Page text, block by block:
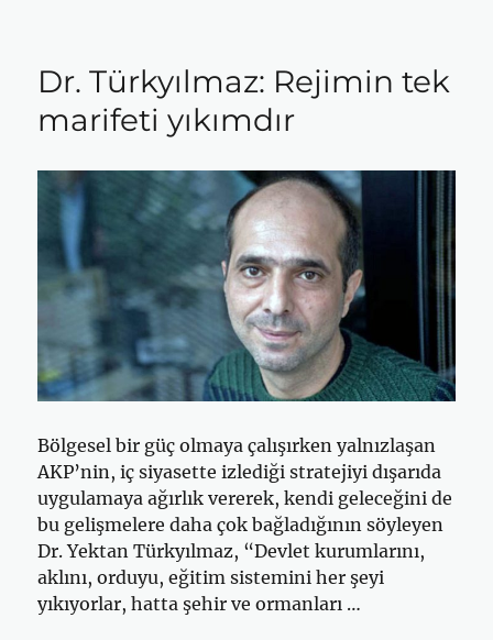
Dr. Türkyılmaz: Rejimin tek
marifeti yıkımdır
Bölgesel bir güç olmaya çalışırken yalnızlaşan
AKP’nin, iç siyasette izlediği stratejiyi dışarıda
uygulamaya ağırlık vererek, kendi geleceğini de
bu gelişmelere daha çok bağladığının söyleyen
Dr. Yektan Türkyılmaz, “Devlet kurumlarını,
aklını, orduyu, eğitim sistemini her şeyi
yıkıyorlar, hatta şehir ve ormanları …